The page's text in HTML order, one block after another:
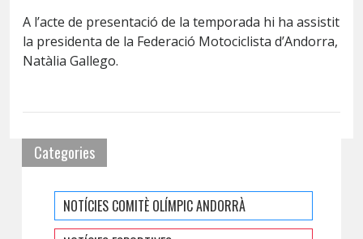
A l’acte de presentació de la temporada hi ha assistit
la presidenta de la Federació Motociclista d’Andorra,
Natàlia Gallego.
Categories
NOTÍCIES COMITÈ OLÍMPIC ANDORRÀ